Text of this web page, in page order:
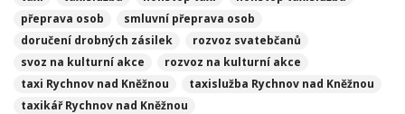
přeprava osob
smluvní přeprava osob
doručení drobných zásilek
rozvoz svatebčanů
svoz na kulturní akce
rozvoz na kulturní akce
taxi Rychnov nad Kněžnou
taxislužba Rychnov nad Kněžnou
taxikář Rychnov nad Kněžnou